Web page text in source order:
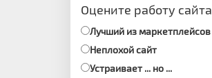
Оцените работу сайта
Лучший из маркетплейсов
Неплохой сайт
Устраивает ... но ...